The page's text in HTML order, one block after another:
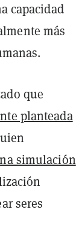
capacidad
más
que
planteada
simulación
seres